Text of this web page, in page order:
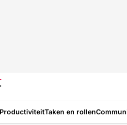
ProductiviteitTaken en rollen